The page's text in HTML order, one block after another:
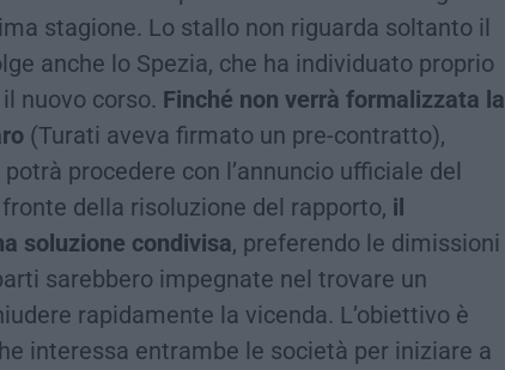
stagione. Lo stallo non riguarda soltanto il
anche lo Spezia, che ha individuato proprio
nuovo corso. Finché non verrà formalizzata la
(Turati aveva firmato un pre-contratto),
procedere con l’annuncio ufficiale del
della risoluzione del rapporto, il
soluzione condivisa, preferendo le dimissioni
sarebbero impegnate nel trovare un
rapidamente la vicenda. L’obiettivo è
interessa entrambe le società per iniziare a